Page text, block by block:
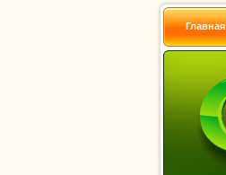
Главная